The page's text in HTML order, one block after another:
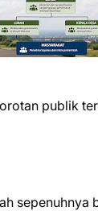
publik